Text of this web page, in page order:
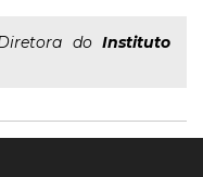
do Instituto